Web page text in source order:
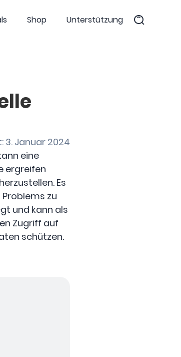
Shop Unterstützung
3. Januar 2024
eine
ergreifen
Es
zu
und kann als
Zugriff auf
schützen.